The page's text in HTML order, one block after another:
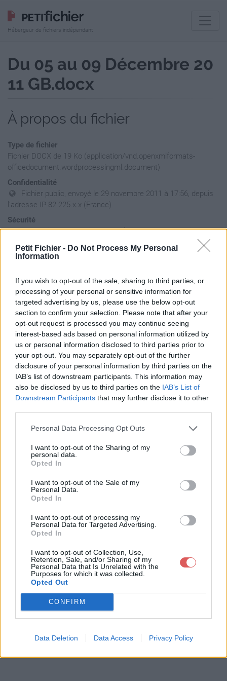
Petit Fichier - Do Not Process My Personal
Information
If you wish to opt-out of the sale, sharing to third parties, or
processing of your personal or sensitive information for
targeted advertising by us, please use the below opt-out
section to confirm your selection. Please note that after your
opt-out request is processed you may continue seeing
interest-based ads based on personal information utilized by
us or personal information disclosed to third parties prior to
your opt-out. You may separately opt-out of the further
disclosure of your personal information by third parties on the
IAB’s list of downstream participants. This information may
also be disclosed by us to third parties on the IAB’s List of
Downstream Participants that may further disclose it to other
Personal Data Processing Opt Outs
I want to opt-out of the Sharing of my
personal data.
Opted In
I want to opt-out of the Sale of my
Personal Data.
Opted In
I want to opt-out of processing my
Personal Data for Targeted Advertising.
Opted In
I want to opt-out of Collection, Use,
Retention, Sale, and/or Sharing of my
Personal Data that Is Unrelated with the
Purposes for which it was collected.
Opted Out
CONFIRM
Data Deletion Data Access Privacy Policy
Hébergeur de fichiers indépendant
Du 05 au 09 Décembre 20
11 GB.docx
À propos du fichier
Type de fichier
Fichier DOCX de 19 Ko (application/vnd.openxmlformats-
officedocument.wordprocessingml.document)
Confidentialité
Fichier public, envoyé le 29 novembre 2011 à 17:56, depuis
l'adresse IP 82.225.x.x (France)
Sécurité
Ne contient aucun Virus ou Malware connus - Dernière
Statistiques
l'envoi du fichier
Page de téléchargement
https://www.petit-fichier.fr/2011/11/29/du-05-au-09-decembre-
2011-gb/
Copier
Partager le fichier Du 05 au 09
Décembre 2011 GB.docx sur le
Web et les réseaux sociaux:
Télécharger le fichier Du 05 au 0
9 Décembre 2011 GB.docx
Télécharger Du 05 au 09 Décembr
e 2011 GB.docx
Télécharger le fichier (19 Ko)